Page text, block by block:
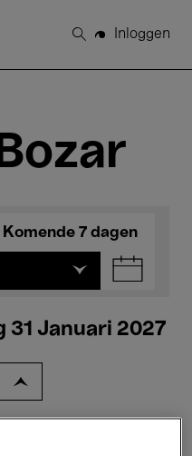
Zoeken
Inloggen
Komende 7 dagen
31 Januari 2027